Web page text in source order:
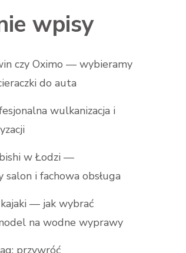
wpisy
czy Oximo — wybieramy
do auta
wulkanizacja i
w Łodzi —
i fachowa obsługa
— jak wybrać
na wodne wyprawy
przywróć